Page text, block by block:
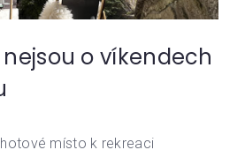
o víkendech
místo k rekreaci